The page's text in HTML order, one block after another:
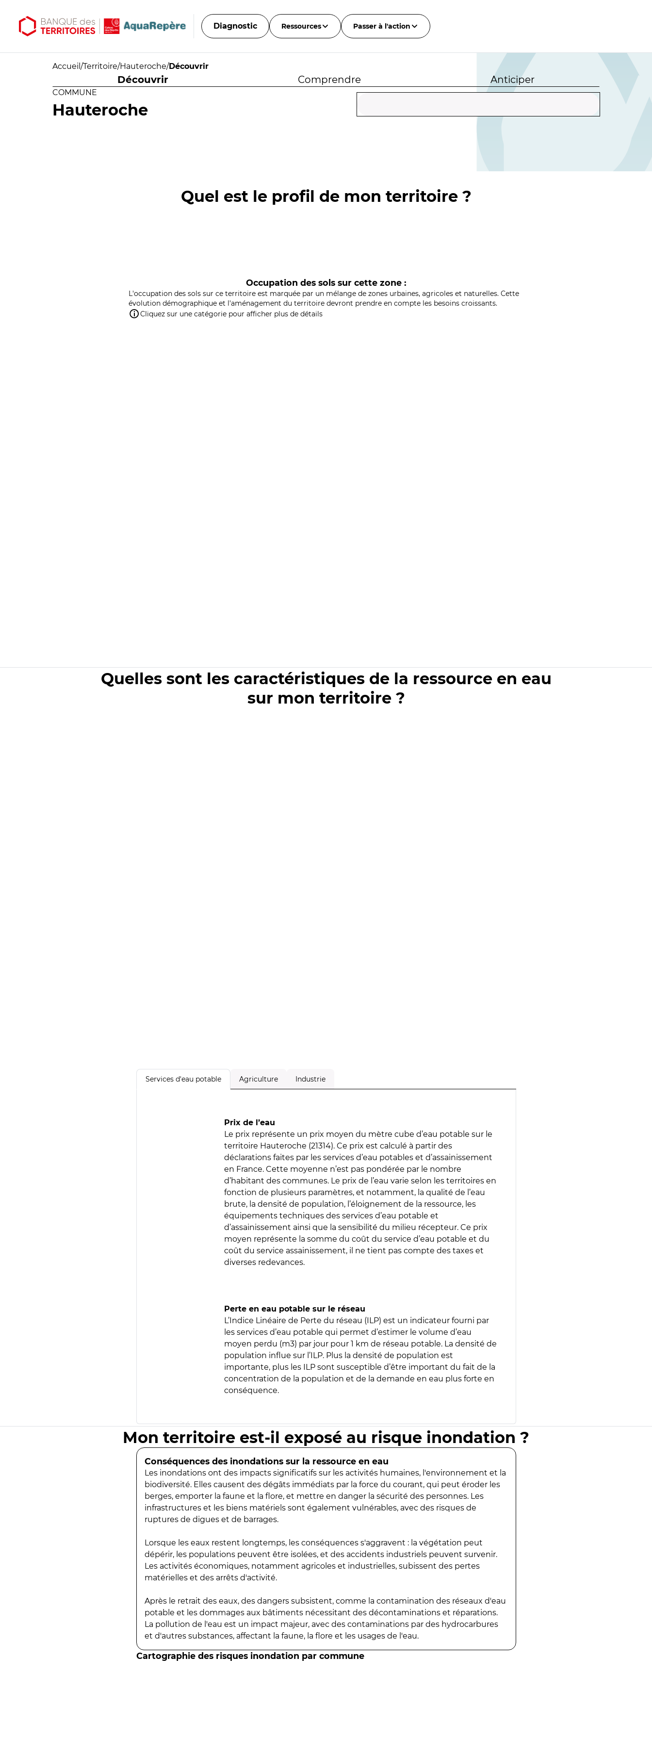
Diagnostic Ressources Passer à l'action
Accueil /Territoire/Hauteroche/Découvrir
Découvrir Comprendre Anticiper
COMMUNE
Hauteroche
Quel est le profil de mon territoire ?
Occupation des sols sur cette zone :
L'occupation des sols sur ce territoire est marquée par un mélange de zones urbaines, agricoles et naturelles. Cette
évolution démographique et l'aménagement du territoire devront prendre en compte les besoins croissants.
Cliquez sur une catégorie pour afficher plus de détails
Quelles sont les caractéristiques de la ressource en eau
sur mon territoire ?
Services d'eau potable Agriculture Industrie
Prix de l’eau
Le prix représente un prix moyen du mètre cube d’eau potable sur le
territoire Hauteroche (21314). Ce prix est calculé à partir des
déclarations faites par les services d’eau potables et d’assainissement
en France. Cette moyenne n’est pas pondérée par le nombre
d’habitant des communes. Le prix de l’eau varie selon les territoires en
fonction de plusieurs paramètres, et notamment, la qualité de l’eau
brute, la densité de population, l’éloignement de la ressource, les
équipements techniques des services d’eau potable et
d’assainissement ainsi que la sensibilité du milieu récepteur. Ce prix
moyen représente la somme du coût du service d’eau potable et du
coût du service assainissement, il ne tient pas compte des taxes et
diverses redevances.
Perte en eau potable sur le réseau
L’Indice Linéaire de Perte du réseau (ILP) est un indicateur fourni par
les services d’eau potable qui permet d’estimer le volume d’eau
moyen perdu (m3) par jour pour 1 km de réseau potable. La densité de
population influe sur l’ILP. Plus la densité de population est
importante, plus les ILP sont susceptible d’être important du fait de la
concentration de la population et de la demande en eau plus forte en
conséquence.
Mon territoire est-il exposé au risque inondation ?
Conséquences des inondations sur la ressource en eau
Les inondations ont des impacts significatifs sur les activités humaines, l'environnement et la
biodiversité. Elles causent des dégâts immédiats par la force du courant, qui peut éroder les
berges, emporter la faune et la flore, et mettre en danger la sécurité des personnes. Les
infrastructures et les biens matériels sont également vulnérables, avec des risques de
ruptures de digues et de barrages.
Lorsque les eaux restent longtemps, les conséquences s'aggravent : la végétation peut
dépérir, les populations peuvent être isolées, et des accidents industriels peuvent survenir.
Les activités économiques, notamment agricoles et industrielles, subissent des pertes
matérielles et des arrêts d'activité.
Après le retrait des eaux, des dangers subsistent, comme la contamination des réseaux d'eau
potable et les dommages aux bâtiments nécessitant des décontaminations et réparations.
La pollution de l'eau est un impact majeur, avec des contaminations par des hydrocarbures
et d'autres substances, affectant la faune, la flore et les usages de l'eau.
Cartographie des risques inondation par commune